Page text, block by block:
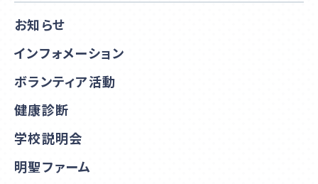
お知らせ
インフォメーション
ボランティア活動
健康診断
学校説明会
明聖ファーム